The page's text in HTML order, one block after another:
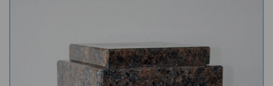
Zvířecí náhrobky a pomníčky
Kamenné stoly, konferenční stolky